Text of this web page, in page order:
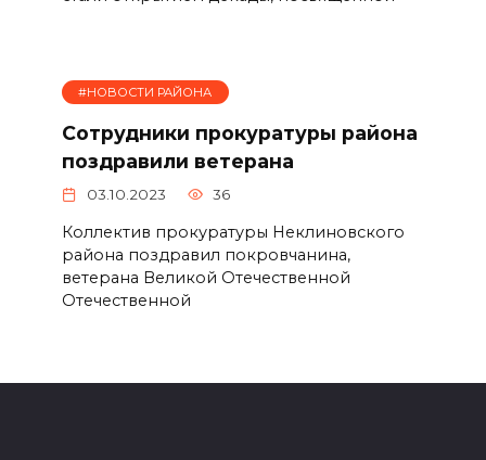
#НОВОСТИ РАЙОНА
Сотрудники прокуратуры района
поздравили ветерана
03.10.2023 36
Коллектив прокуратуры Неклиновского
района поздравил покровчанина,
ветерана Великой Отечественной
Отечественной